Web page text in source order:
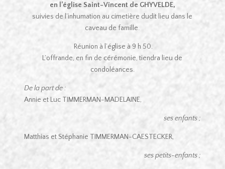
en l’église Saint-Vincent de GHYVELDE,
suivies de l’inhumation au cimetière dudit lieu dans le
caveau de famille.
Réunion à l’église à 9 h 50.
L’offrande, en fin de cérémonie, tiendra lieu de
condoléances.
De la part de :
Annie et Luc TIMMERMAN-MADELAINE,
ses enfants ;
Matthias et Stéphanie TIMMERMAN-CAESTECKER,
ses petits-enfants ;